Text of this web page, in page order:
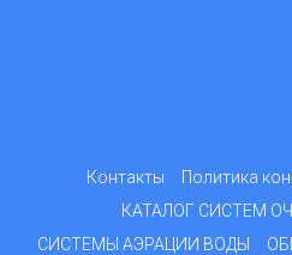
Контакты
Политика
КАТАЛОГ СИСТЕМ
СИСТЕМЫ АЭРАЦИИ ВОДЫ